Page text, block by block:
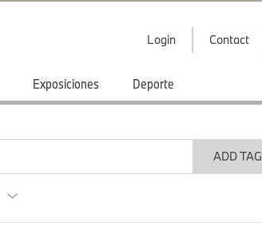
Login Contact
Exposiciones Deporte
ADD TAG